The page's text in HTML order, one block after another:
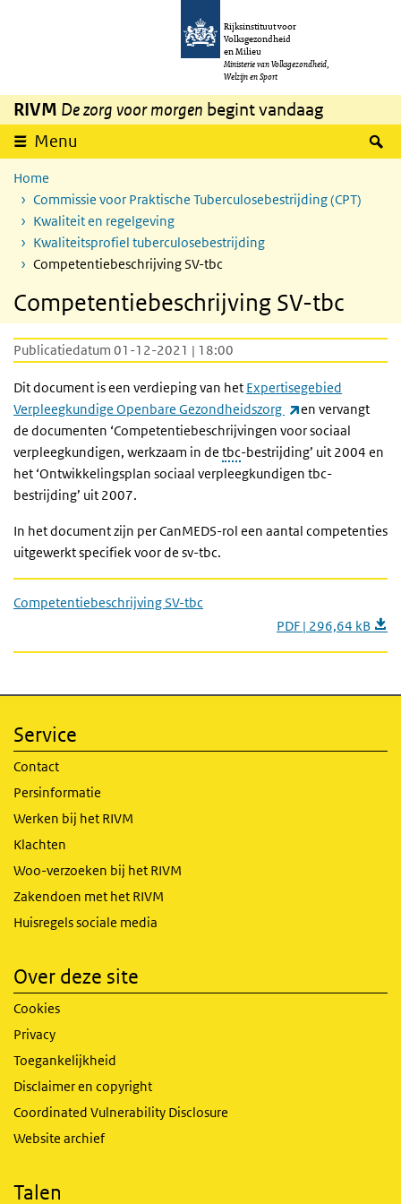
Overslaan en naar de inhoud gaan
Rijksinstituut voor
Volksgezondheid
en Milieu
Ministerie van Volksgezondheid,
Welzijn en Sport
RIVM De zorg voor morgen begint vandaag
Menu
Home
Commissie voor Praktische Tuberculosebestrijding (CPT)
Kwaliteit en regelgeving
Kwaliteitsprofiel tuberculosebestrijding
Competentiebeschrijving SV-tbc
Competentiebeschrijving SV-tbc
Publicatiedatum 01-12-2021 | 18:00
Dit document is een verdieping van het Expertisegebied
Verpleegkundige Openbare Gezondheidszorg
(externe link)
en vervangt
de documenten ‘Competentiebeschrijvingen voor sociaal
verpleegkundigen, werkzaam in de tbc-bestrijding’ uit 2004 en
het ‘Ontwikkelingsplan sociaal verpleegkundigen tbc-
bestrijding’ uit 2007.
In het document zijn per CanMEDS-rol een aantal competenties
uitgewerkt specifiek voor de sv-tbc.
Competentiebeschrijving SV-tbc
PDF | 296,64 kB
Service
Contact
Persinformatie
Werken bij het RIVM
Klachten
Woo-verzoeken bij het RIVM
Zakendoen met het RIVM
Huisregels sociale media
Over deze site
Cookies
Privacy
Toegankelijkheid
Disclaimer en copyright
Coordinated Vulnerability Disclosure
Website archief
Talen